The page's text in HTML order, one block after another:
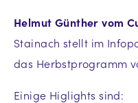
Helmut Günther vom
Stainach stellt im
das Herbstprogramm
Einige Higlights sind: